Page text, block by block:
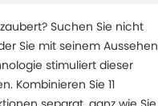
Suchen Sie nicht
Sie mit seinem Aussehen
stimuliert dieser
Kombinieren Sie 11